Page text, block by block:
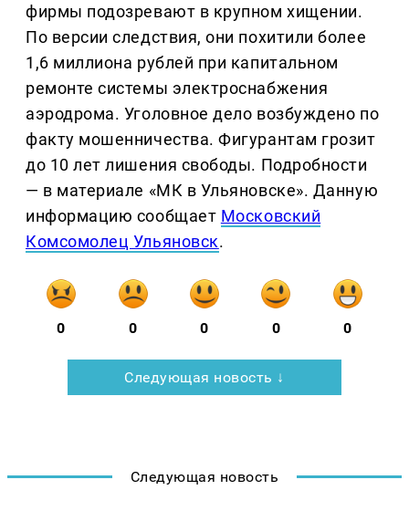
фирмы подозревают в крупном хищении.
По версии следствия, они похитили более
1,6 миллиона рублей при капитальном
ремонте системы электроснабжения
аэродрома. Уголовное дело возбуждено по
факту мошенничества. Фигурантам грозит
до 10 лет лишения свободы. Подробности
— в материале «МК в Ульяновске». Данную
информацию сообщает Московский
Комсомолец Ульяновск.
0 0 0 0 0
Следующая новость ↓
Следующая новость